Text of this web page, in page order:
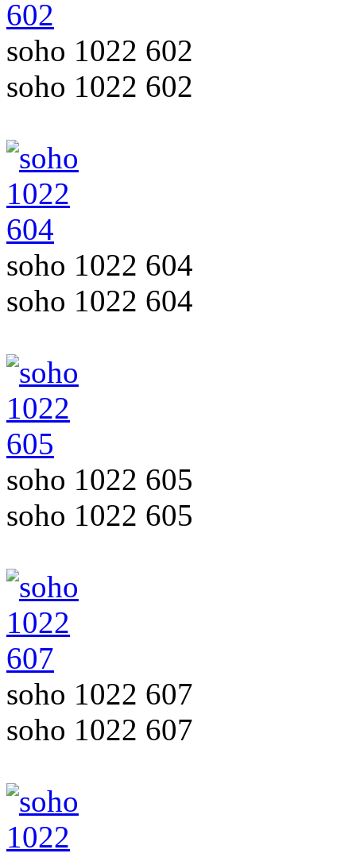
soho 1022 602
soho 1022 602
soho 1022 604
soho 1022 604
soho 1022 605
soho 1022 605
soho 1022 607
soho 1022 607